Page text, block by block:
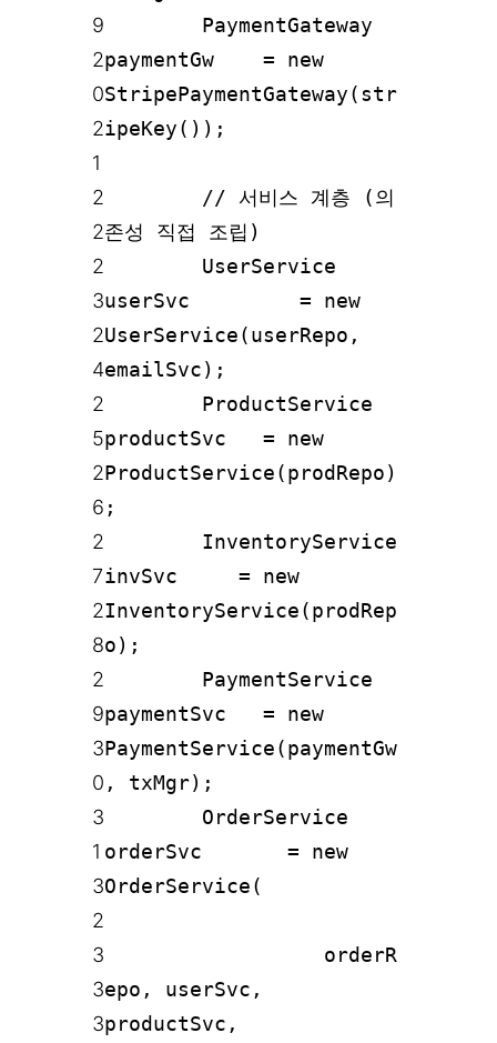
9
2
0
2
1
2
2
2
3
2
4
2
5
2
6
2
7
2
8
2
9
3
0
3
1
3
2
3
3
3
PaymentGateway
paymentGw = new
StripePaymentGateway(str
ipeKey());
// 서비스 계층 (의
존성 직접 조립)
UserService
userSvc = new
UserService(userRepo,
emailSvc);
ProductService
productSvc = new
ProductService(prodRepo)
;
InventoryService
invSvc = new
InventoryService(prodRep
o);
PaymentService
paymentSvc = new
PaymentService(paymentGw
, txMgr);
OrderService
orderSvc = new
OrderService(
orderR
epo, userSvc,
productSvc,